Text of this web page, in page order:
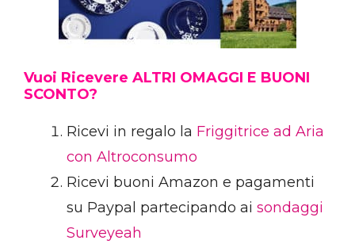
Vuoi Ricevere ALTRI OMAGGI E BUONI
SCONTO?
Ricevi in regalo la Friggitrice ad Aria
con Altroconsumo
Ricevi buoni Amazon e pagamenti
su Paypal partecipando ai sondaggi
Surveyeah